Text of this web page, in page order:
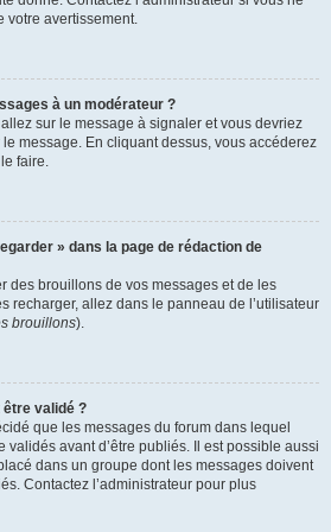
votre avertissement.
à un modérateur ?
sur le message à signaler et vous devriez
message. En cliquant dessus, vous accéderez
faire.
» dans la page de rédaction de
des brouillons de vos messages et de les
recharger, allez dans le panneau de l’utilisateur
brouillons).
être validé ?
que les messages du forum dans lequel
validés avant d’être publiés. Il est possible aussi
dans un groupe dont les messages doivent
Contactez l’administrateur pour plus